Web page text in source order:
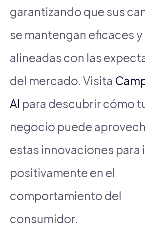
garantizando que sus
se mantengan eficaces y
alineadas con las
del mercado. Visita
AI para descubrir cómo
negocio puede
estas innovaciones para
positivamente en el
comportamiento del
consumidor.